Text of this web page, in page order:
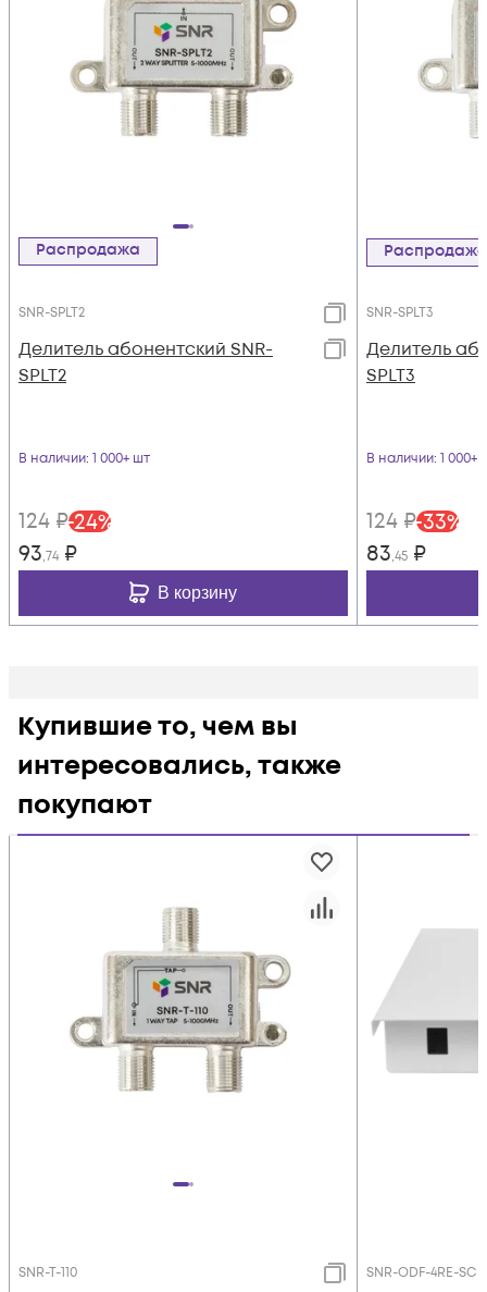
Распродажа
SNR-SPLT2
Делитель абонентский SNR-
SPLT2
В наличии: 1 000+ шт
124 ₽-24%
93,74 ₽
В корзину
Распродажа
SNR-SPLT3
Делитель
SPLT3
В наличии: 1 000+
124 ₽-33%
83,45 ₽
Купившие то, чем вы
интересовались, также
покупают
SNR-T-110 SNR-ODF-4RE-SC